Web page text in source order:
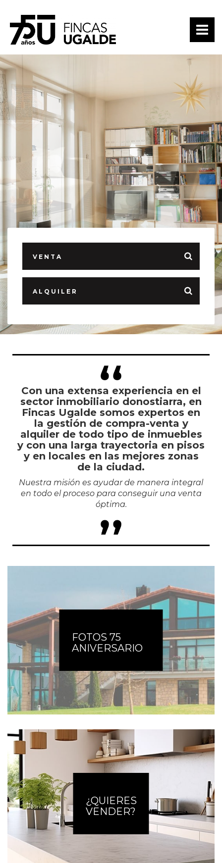
VENTA
ALQUILER
Con una extensa experiencia en el
sector inmobiliario donostiarra, en
Fincas Ugalde somos expertos en
la gestión de compra-venta y
alquiler de todo tipo de inmuebles
y con una larga trayectoria en pisos
y en locales en las mejores zonas
de la ciudad.
Nuestra misión es ayudar de manera integral
en todo el proceso para conseguir una venta
óptima.
FOTOS 75
ANIVERSARIO
¿QUIERES
VENDER?